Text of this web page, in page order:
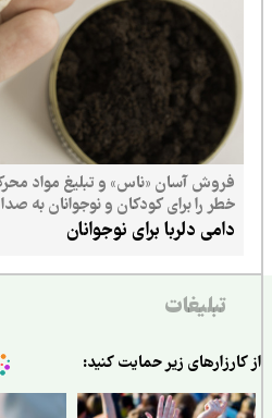
فروش آسان «ناس» و تبلیغ مواد محرک
خطر را برای کودکان و نوجوانان به صدا
دامی دلربا برای نوجوانان
تبلیغات
زیر حمایت کنید: